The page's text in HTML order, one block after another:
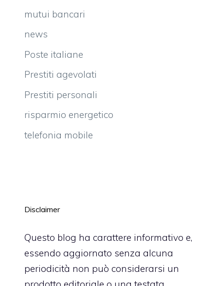
mutui bancari
news
Poste italiane
Prestiti agevolati
Prestiti personali
risparmio energetico
telefonia mobile
Disclaimer
Questo blog ha carattere informativo e,
essendo aggiornato senza alcuna
periodicità non può considerarsi un